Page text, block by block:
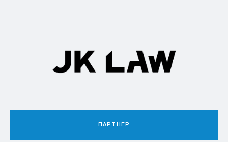
ПАРТНЕР